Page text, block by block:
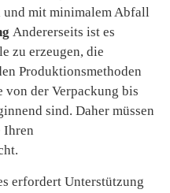
und mit minimalem Abfall
Andererseits ist es
zu erzeugen, die
Produktionsmethoden
von der Verpackung bis
sind. Daher müssen
Ihren
erfordert Unterstützung